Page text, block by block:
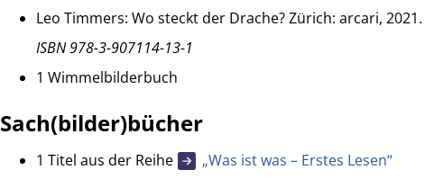
Leo Timmers: Wo steckt der Drache? Zürich: arcari, 2021.
ISBN 978-3-907114-13-1
1 Wimmelbilderbuch
Sach(bilder)bücher
1 Titel aus der Reihe
„Was ist was – Erstes Lesen“